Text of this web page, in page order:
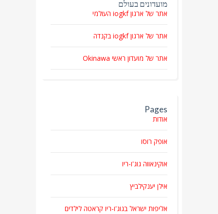
מועדונים בעולם
אתר של ארגון iogkf העולמי
אתר של ארגון iogkf בקנדה
אתר של מועדון ראשי Okinawa
Pages
אודות
אופק רוסו
אוקינאווה גוג'ו-ריו
אילן יענקילביץ
אליפות ישראל בגוג'ו-ריו קראטה לילדים